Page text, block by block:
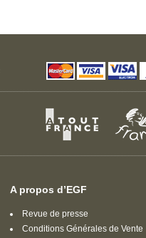
A propos d’EGF
Revue de presse
Conditions Générales de Vente